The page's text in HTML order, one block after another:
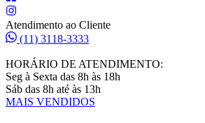
Atendimento ao Cliente
(11) 3118-3333
HORÁRIO DE ATENDIMENTO:
Seg à Sexta das 8h às 18h
Sáb das 8h até às 13h
MAIS VENDIDOS